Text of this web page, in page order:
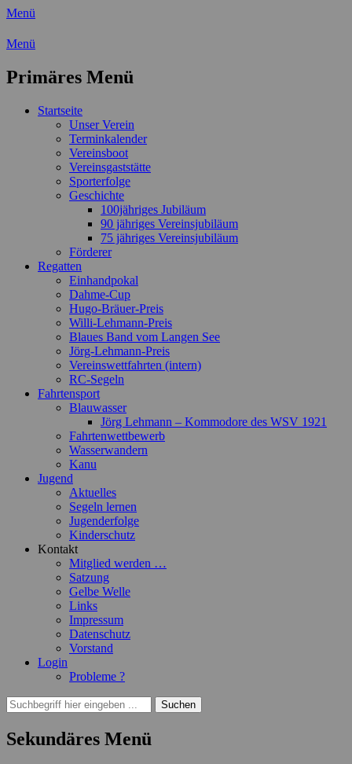
Menü
Wassersport-Verein 1921 e.V.
Freizeit mit der ganzen Familie
Menü
Primäres Menü
Zum
Startseite
Unser Verein
Terminkalender
Vereinsboot
Vereinsgaststätte
Sporterfolge
Geschichte
100jähriges Jubiläum
90 jähriges Vereinsjubiläum
75 jähriges Vereinsjubiläum
Förderer
Regatten
Einhandpokal
Dahme-Cup
Hugo-Bräuer-Preis
Willi-Lehmann-Preis
Blaues Band vom Langen See
Jörg-Lehmann-Preis
Vereinswettfahrten (intern)
RC-Segeln
Fahrtensport
Blauwasser
Jörg Lehmann – Kommodore des WSV 1921
Fahrtenwettbewerb
Wasserwandern
Kanu
Jugend
Aktuelles
Segeln lernen
Jugenderfolge
Kinderschutz
Kontakt
Mitglied werden …
Satzung
Gelbe Welle
Links
Impressum
Datenschutz
Vorstand
Login
Probleme ?
Suchen
Suchen
nach:
Sekundäres Menü